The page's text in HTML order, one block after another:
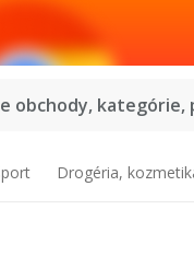
obchody, kategórie,
Drogéria,